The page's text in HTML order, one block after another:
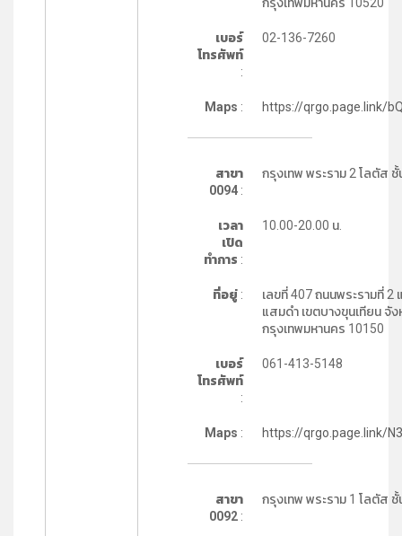
เบอร์
โทรศัพท์
:
02-136-7260
Maps : https://qrgo.page.link/
สาขา
0094:
กรุงเทพ พระราม 2 โลตัส ชั้
เวลา
เปิด
ทำการ :
10.00-20.00 น.
ที่อยู่:
เลขที่ 407 ถนนพระรามที่ 2
แสมดำ เขตบางขุนเทียน จัง
กรุงเทพมหานคร 10150
เบอร์
โทรศัพท์
:
061-413-5148
Maps : https://qrgo.page.link/
สาขา
0092:
กรุงเทพ พระราม 1 โลตัส ชั้